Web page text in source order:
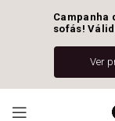
Campanha
sofás!
Ver